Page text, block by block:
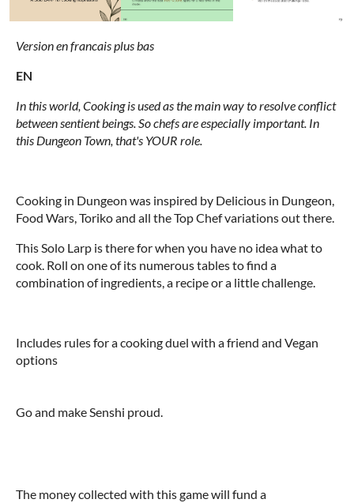
Version en francais plus bas
EN
In this world, Cooking is used as the main way to resolve conflict
between sentient beings. So chefs are especially important. In
this Dungeon Town, that's YOUR role.
Cooking in Dungeon was inspired by Delicious in Dungeon,
Food Wars, Toriko and all the Top Chef variations out there.
This Solo Larp is there for when you have no idea what to
cook. Roll on one of its numerous tables to find a
combination of ingredients, a recipe or a little challenge.
Includes rules for a cooking duel with a friend and Vegan
options
Go and make Senshi proud.
The money collected with this game will fund a